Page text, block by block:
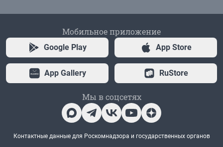
Мобильное приложение
Google Play App Store
App Gallery RuStore
Мы в соцсетях
Контактные данные для Роскомнадзора и государственных органов